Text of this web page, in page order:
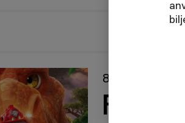
8 augusti, kl 11:00
PAW